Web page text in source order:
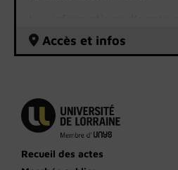
universitaires sont
internet des BU.
Accès et infos
Recueil des actes